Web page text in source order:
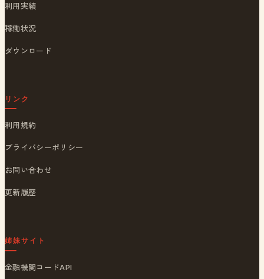
利用実績
稼働状況
ダウンロード
リンク
利用規約
プライバシーポリシー
お問い合わせ
更新履歴
姉妹サイト
金融機関コードAPI